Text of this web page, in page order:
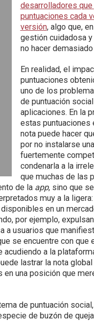
desarrolladores
puntuaciones cada
versión, algo que,
gestión cuidadosa
no hacer
En realidad, el
puntuaciones
uno de los
de puntuación
aplicaciones. En la
estas puntuaciones
nota puede hacer
por no instalarse una
fuertemente
condenarla a la
que muchas de las
de la app, sino que
muy a la ligera:
en un
por ejemplo,
a usuarios que
se encuentre con
a la
lastrar la nota
en una posición que
de puntuación
de buzón de